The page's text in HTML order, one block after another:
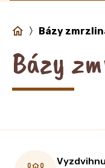
Bázy
Bázy